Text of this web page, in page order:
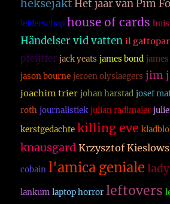
heksejakt Het jaar van Pim
leiderschap house of cards
Händelser vid vatten il
pfeijffer jack yeats james bond
jason bourne jeroen olyslaegers jim
joachim trier johan harstad josef
roth journalistiek julian radlmaier
kerstgedachte killing eve
knausgard Krzysztof
cobain l'amica geniale
lankum laptop horror leftovers